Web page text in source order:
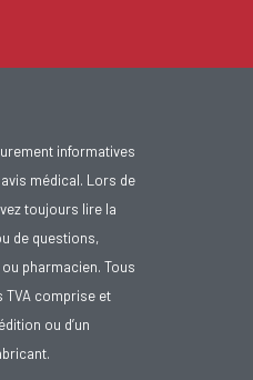
informatives
médical. Lors de
toujours lire la
de questions,
pharmacien. Tous
TVA comprise et
ou d’un